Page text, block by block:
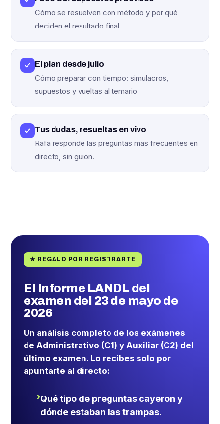
Cómo se resuelven con método y por qué
deciden el resultado final.
El plan desde julio
Cómo preparar con tiempo: simulacros,
supuestos y vueltas al temario.
Tus dudas, resueltas en vivo
Rafa responde las preguntas más frecuentes en
directo, sin guion.
★ REGALO POR REGISTRARTE
El Informe LANDL del
examen del 23 de mayo de
2026
Un análisis completo de los exámenes
de Administrativo (C1) y Auxiliar (C2) del
último examen. Lo recibes solo por
apuntarte al directo:
Qué tipo de preguntas cayeron y
dónde estaban las trampas.